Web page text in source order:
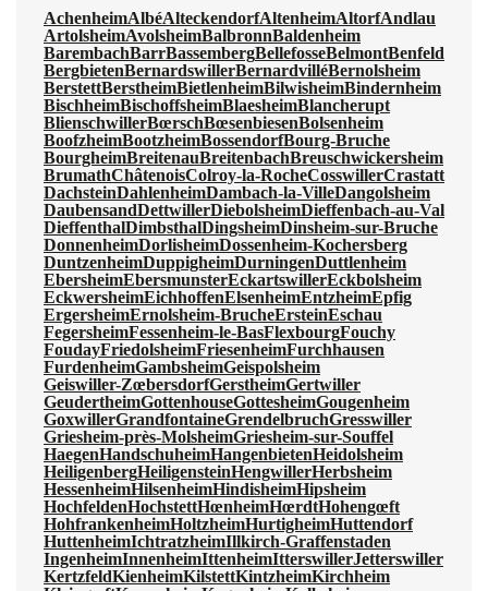
AchenheimAlbéAlteckendorfAltenheimAltorfAndlau
ArtolsheimAvolsheimBalbronnBaldenheim
BarembachBarrBassembergBellefosseBelmontBenfeld
BergbietenBernardswillerBernardvilléBernolsheim
BerstettBerstheimBietlenheimBilwisheimBindernheim
BischheimBischoffsheimBlaesheimBlancherupt
BlienschwillerBœrschBœsenbiesenBolsenheim
BoofzheimBootzheimBossendorfBourg-Bruche
BourgheimBreitenauBreitenbachBreuschwickersheim
BrumathChâtenoisColroy-la-RocheCosswillerCrastatt
DachsteinDahlenheimDambach-la-VilleDangolsheim
DaubensandDettwillerDiebolsheimDieffenbach-au-Val
DieffenthalDimbsthalDingsheimDinsheim-sur-Bruche
DonnenheimDorlisheimDossenheim-Kochersberg
DuntzenheimDuppigheimDurningenDuttlenheim
EbersheimEbersmunsterEckartswillerEckbolsheim
EckwersheimEichhoffenElsenheimEntzheimEpfig
ErgersheimErnolsheim-BrucheErsteinEschau
FegersheimFessenheim-le-BasFlexbourgFouchy
FoudayFriedolsheimFriesenheimFurchhausen
FurdenheimGambsheimGeispolsheim
Geiswiller-ZœbersdorfGerstheimGertwiller
GeudertheimGottenhouseGottesheimGougenheim
GoxwillerGrandfontaineGrendelbruchGresswiller
Griesheim-près-MolsheimGriesheim-sur-Souffel
HaegenHandschuheimHangenbietenHeidolsheim
HeiligenbergHeiligensteinHengwillerHerbsheim
HessenheimHilsenheimHindisheimHipsheim
HochfeldenHochstettHœnheimHœrdtHohengœft
HohfrankenheimHoltzheimHurtigheimHuttendorf
HuttenheimIchtratzheimIllkirch-Graffenstaden
IngenheimInnenheimIttenheimItterswillerJetterswiller
KertzfeldKienheimKilstettKintzheimKirchheim